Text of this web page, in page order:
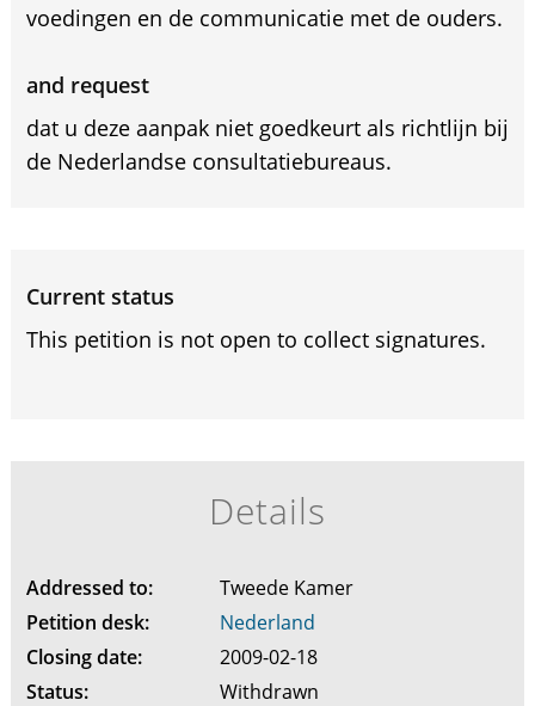
voedingen en de communicatie met de ouders.
and request
dat u deze aanpak niet goedkeurt als richtlijn bij
de Nederlandse consultatiebureaus.
Current status
This petition is not open to collect signatures.
Details
Addressed to:
Tweede Kamer
Petition desk:
Nederland
Closing date:
2009-02-18
Status:
Withdrawn